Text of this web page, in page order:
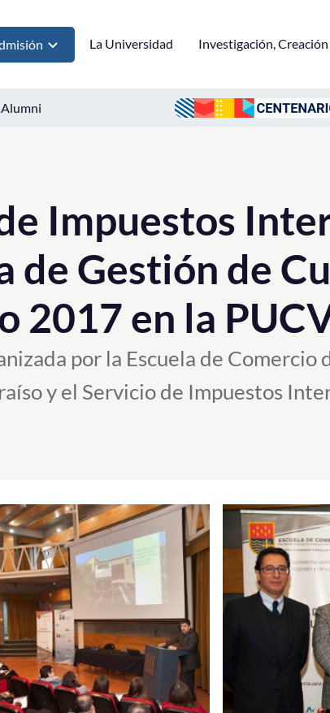
La Universidad Investigación,
Alumni
Impuestos
de Gestión de
2017 en la
por la Escuela de Comercio
y el Servicio de Impuestos